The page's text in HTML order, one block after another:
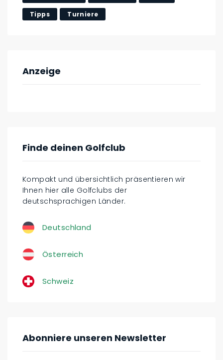
Tipps Turniere
Anzeige
Finde deinen Golfclub
Kompakt und übersichtlich präsentieren wir
Ihnen hier alle Golfclubs der
deutschsprachigen Länder.
Deutschland
Österreich
Schweiz
Abonniere unseren Newsletter